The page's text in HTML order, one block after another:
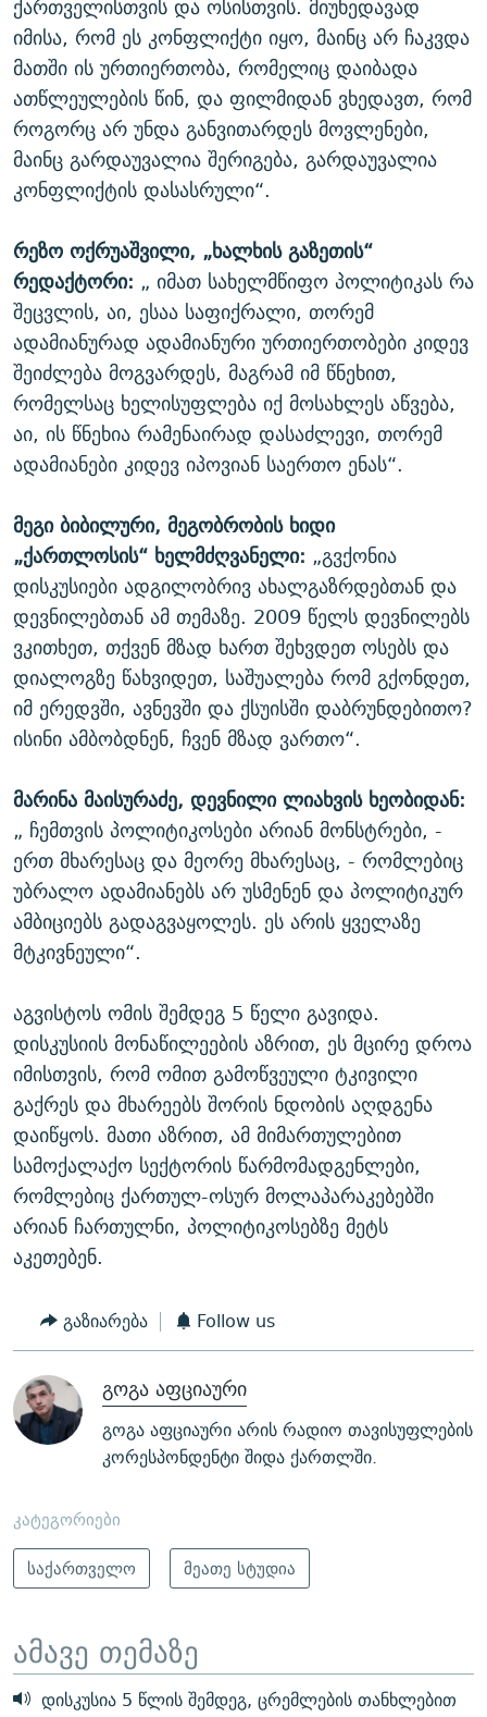
ქართველისთვის და ოსისთვის. მიუხედავად
იმისა, რომ ეს კონფლიქტი იყო, მაინც არ ჩაკვდა
მათში ის ურთიერთობა, რომელიც დაიბადა
ათწლეულების წინ, და ფილმიდან ვხედავთ, რომ
როგორც არ უნდა განვითარდეს მოვლენები,
მაინც გარდაუვალია შერიგება, გარდაუვალია
კონფლიქტის დასასრული“.
რეზო ოქრუაშვილი, „ხალხის გაზეთის“
რედაქტორი: „ იმათ სახელმწიფო პოლიტიკას რა
შეცვლის, აი, ესაა საფიქრალი, თორემ
ადამიანურად ადამიანური ურთიერთობები კიდევ
შეიძლება მოგვარდეს, მაგრამ იმ წნეხით,
რომელსაც ხელისუფლება იქ მოსახლეს აწვება,
აი, ის წნეხია რამენაირად დასაძლევი, თორემ
ადამიანები კიდევ იპოვიან საერთო ენას“.
მეგი ბიბილური, მეგობრობის ხიდი
„ქართლოსის“ ხელმძღვანელი: „გვქონია
დისკუსიები ადგილობრივ ახალგაზრდებთან და
დევნილებთან ამ თემაზე. 2009 წელს დევნილებს
ვკითხეთ, თქვენ მზად ხართ შეხვდეთ ოსებს და
დიალოგზე წახვიდეთ, საშუალება რომ გქონდეთ,
იმ ერედვში, ავნევში და ქსუისში დაბრუნდებითო?
ისინი ამბობდნენ, ჩვენ მზად ვართო“.
მარინა მაისურაძე, დევნილი ლიახვის ხეობიდან:
„ ჩემთვის პოლიტიკოსები არიან მონსტრები, -
ერთ მხარესაც და მეორე მხარესაც, - რომლებიც
უბრალო ადამიანებს არ უსმენენ და პოლიტიკურ
ამბიციებს გადაგვაყოლეს. ეს არის ყველაზე
მტკივნეული“.
აგვისტოს ომის შემდეგ 5 წელი გავიდა.
დისკუსიის მონაწილეების აზრით, ეს მცირე დროა
იმისთვის, რომ ომით გამოწვეული ტკივილი
გაქრეს და მხარეებს შორის ნდობის აღდგენა
დაიწყოს. მათი აზრით, ამ მიმართულებით
სამოქალაქო სექტორის წარმომადგენლები,
რომლებიც ქართულ-ოსურ მოლაპარაკებებში
არიან ჩართულნი, პოლიტიკოსებზე მეტს
აკეთებენ.
გაზიარება Follow us
გოგა აფციაური
გოგა აფციაური არის რადიო თავისუფლების
კორესპონდენტი შიდა ქართლში.
კატეგორიები
საქართველო
მეათე სტუდია
ამავე თემაზე
დისკუსია 5 წლის შემდეგ, ცრემლების თანხლებით